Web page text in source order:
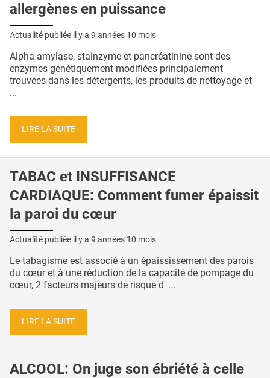
allergènes en puissance
Actualité publiée il y a 9 années 10 mois
Alpha amylase, stainzyme et pancréatinine sont des
enzymes génétiquement modifiées principalement
trouvées dans les détergents, les produits de nettoyage et
...
LIRE LA SUITE
TABAC et INSUFFISANCE
CARDIAQUE: Comment fumer épaissit
la paroi du cœur
Actualité publiée il y a 9 années 10 mois
Le tabagisme est associé à un épaississement des parois
du cœur et à une réduction de la capacité de pompage du
cœur, 2 facteurs majeurs de risque d' ...
LIRE LA SUITE
ALCOOL: On juge son ébriété à celle